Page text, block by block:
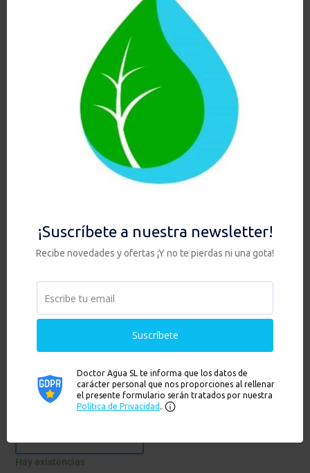
HIS DUO ANTI CAL con
ZEOLITA
398,00€
Hay existencias